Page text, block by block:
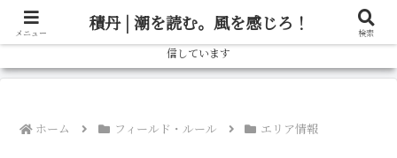
北海道の釣り情報ならブログ「しゃべろー」へ！実際の釣行記から、旬の魚の
狙い方、おすすめタックルまで、北海道の釣りをもっと楽しむための情報を発
信しています
ホーム フィールド・ルール エリア情報
メニュー 積丹 | 潮を読む。風を感じろ！ 検索